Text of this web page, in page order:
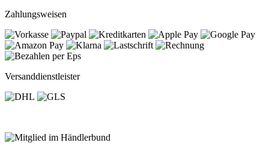
Zahlungsweisen
Versanddienstleister